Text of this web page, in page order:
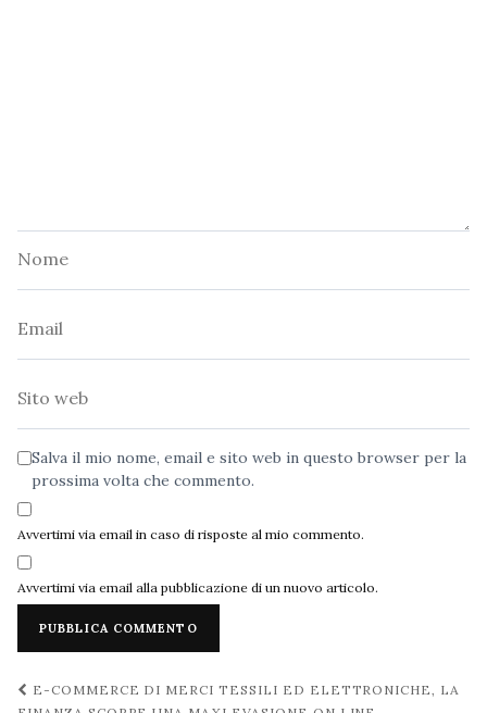
Salva il mio nome, email e sito web in questo browser per la
prossima volta che commento.
Avvertimi via email in caso di risposte al mio commento.
Avvertimi via email alla pubblicazione di un nuovo articolo.
Navigazione
E-COMMERCE DI MERCI TESSILI ED ELETTRONICHE, LA